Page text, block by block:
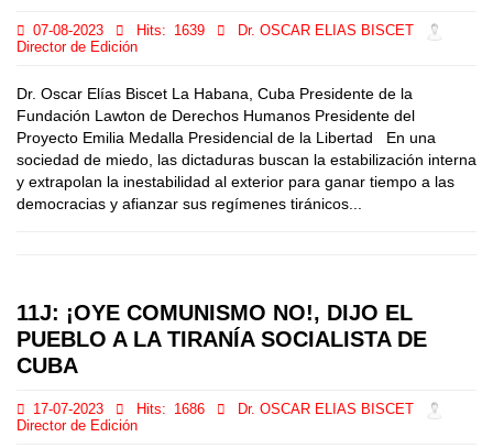
07-08-2023 Hits: 1639
Dr. OSCAR ELIAS BISCET
Director de Edición
Dr. Oscar Elías Biscet La Habana, Cuba Presidente de la
Fundación Lawton de Derechos Humanos Presidente del
Proyecto Emilia Medalla Presidencial de la Libertad En una
sociedad de miedo, las dictaduras buscan la estabilización interna
y extrapolan la inestabilidad al exterior para ganar tiempo a las
democracias y afianzar sus regímenes tiránicos...
11J: ¡OYE COMUNISMO NO!, DIJO EL
PUEBLO A LA TIRANÍA SOCIALISTA DE
CUBA
17-07-2023 Hits: 1686
Dr. OSCAR ELIAS BISCET
Director de Edición